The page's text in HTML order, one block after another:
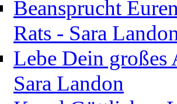
Beansprucht
Rats - Sara
Lebe Dein großes
Sara Landon